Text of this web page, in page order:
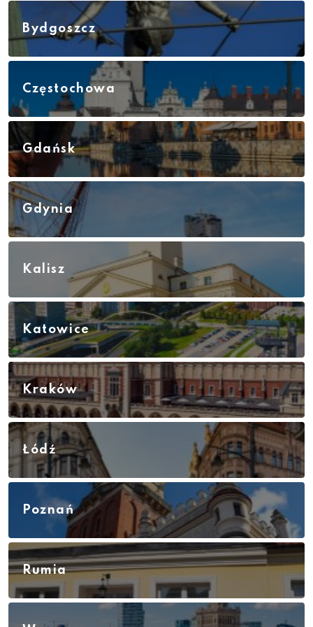
Bydgoszcz
Częstochowa
Gdańsk
Gdynia
Kalisz
Katowice
Kraków
Łódź
Poznań
Rumia